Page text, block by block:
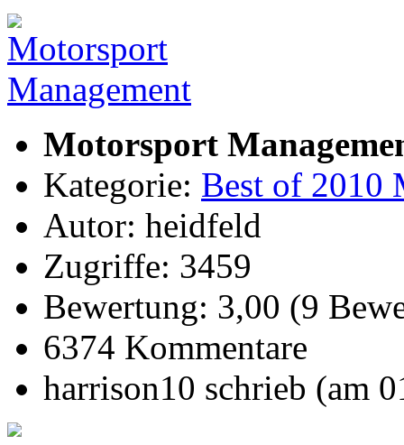
Motorsport
Kategorie: Best of 2010
Autor: heidfeld
Zugriffe: 3459
Bewertung: 3,00 (9
6374 Kommentare
harrison10 schrieb (am